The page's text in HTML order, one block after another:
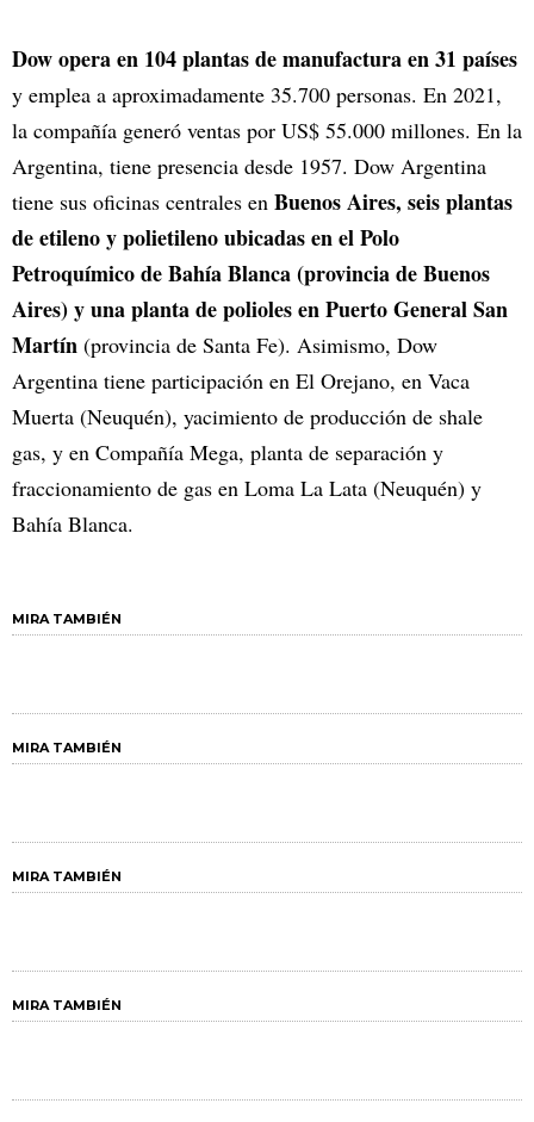
Dow opera en 104 plantas de manufactura en 31 países
y emplea a aproximadamente 35.700 personas. En 2021,
la compañía generó ventas por US$ 55.000 millones. En la
Argentina, tiene presencia desde 1957. Dow Argentina
tiene sus oficinas centrales en Buenos Aires, seis plantas
de etileno y polietileno ubicadas en el Polo
Petroquímico de Bahía Blanca (provincia de Buenos
Aires) y una planta de polioles en Puerto General San
Martín (provincia de Santa Fe). Asimismo, Dow
Argentina tiene participación en El Orejano, en Vaca
Muerta (Neuquén), yacimiento de producción de shale
gas, y en Compañía Mega, planta de separación y
fraccionamiento de gas en Loma La Lata (Neuquén) y
Bahía Blanca.
MIRA TAMBIÉN
MIRA TAMBIÉN
MIRA TAMBIÉN
MIRA TAMBIÉN